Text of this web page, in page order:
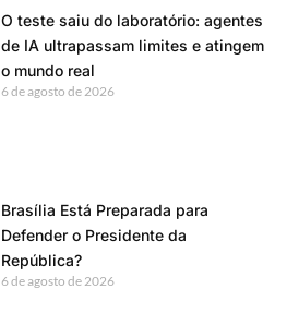
O teste saiu do laboratório: agentes
de IA ultrapassam limites e atingem
o mundo real
6 de agosto de 2026
Brasília Está Preparada para
Defender o Presidente da
República?
6 de agosto de 2026